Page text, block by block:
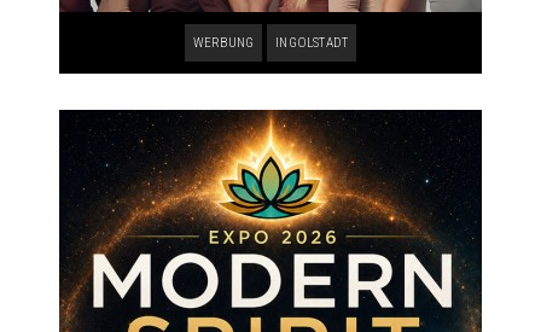
WERBUNG INGOLSTADT